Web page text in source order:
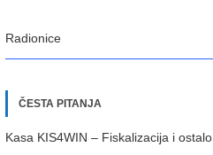
Radionice
ČESTA PITANJA
Kasa KIS4WIN – Fiskalizacija i ostalo